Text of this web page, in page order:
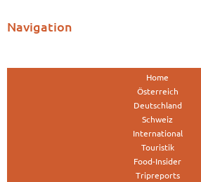
Navigation
Home
Österreich
Deutschland
Schweiz
International
Touristik
Food-Insider
Tripreports